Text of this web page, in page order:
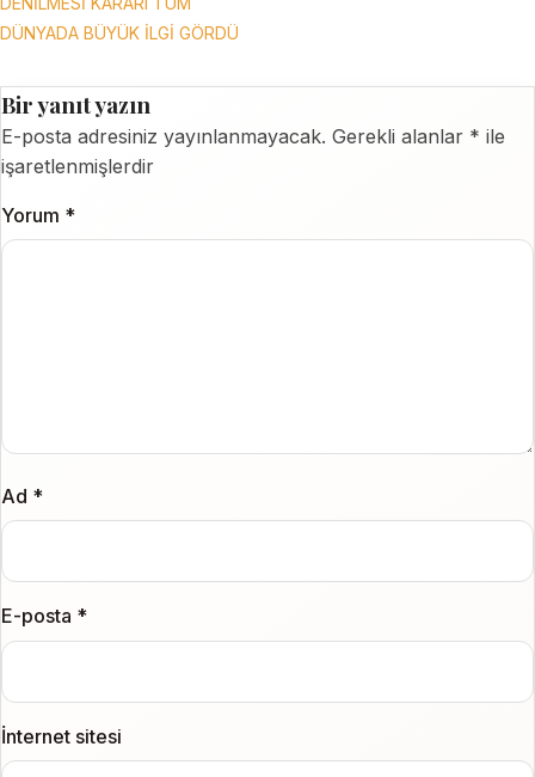
DÜNYADA BÜYÜK İLGİ GÖRDÜ
Bir yanıt yazın
E-posta adresiniz yayınlanmayacak. Gerekli alanlar * ile
işaretlenmişlerdir
Yorum *
Ad *
E-posta *
İnternet sitesi